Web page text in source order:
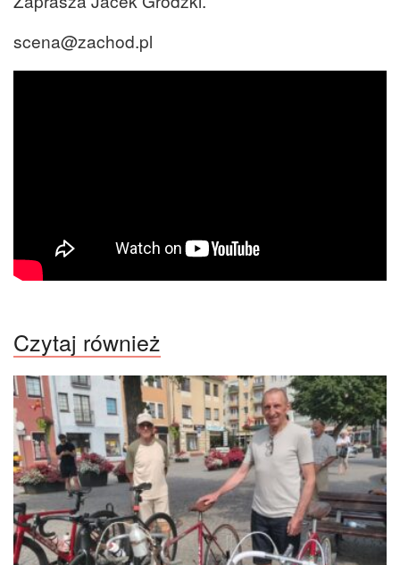
scena@zachod.pl
Czytaj również